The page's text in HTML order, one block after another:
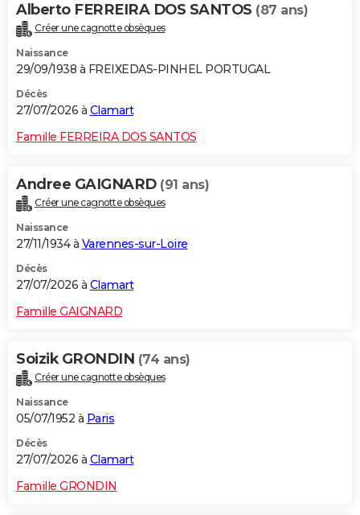
Alberto FERREIRA DOS SANTOS (87 ans)
Créer une cagnotte obsèques
Naissance
29/09/1938 à FREIXEDAS-PINHEL PORTUGAL
Décès
27/07/2026 à Clamart
Famille FERREIRA DOS SANTOS
Andree GAIGNARD (91 ans)
Créer une cagnotte obsèques
Naissance
27/11/1934 à Varennes-sur-Loire
Décès
27/07/2026 à Clamart
Famille GAIGNARD
Soizik GRONDIN (74 ans)
Créer une cagnotte obsèques
Naissance
05/07/1952 à Paris
Décès
27/07/2026 à Clamart
Famille GRONDIN